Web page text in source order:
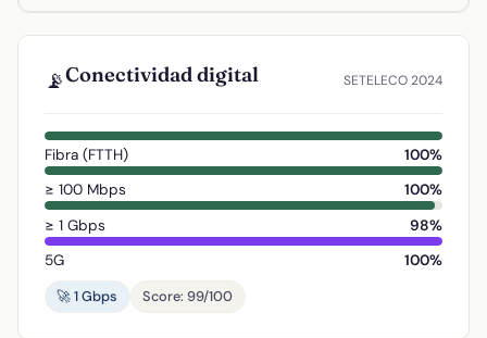
📡Conectividad digital SETELECO 2024
Fibra (FTTH)
100%
≥ 100 Mbps
100%
≥ 1 Gbps
98%
5G
100%
🚀 1 Gbps
Score: 99/100